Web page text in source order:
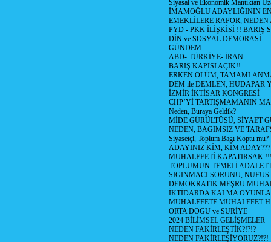
Siyasal ve Ekonomik Mantıktan
İMAMOĞLU ADAYLIĞININ
EMEKLİLERE RAPOR,
PYD - PKK İLİŞKİSİ !! BARIŞ
DİN ve SOSYAL DEMORASİ
GÜNDEM
ABD- TÜRKİYE- İRAN
BARIŞ KAPISI AÇIK!!
ERKEN ÖLÜM,
DEM ile DEMLEN, HÜDAPAR
İZMİR İKTİSAR KONGRESİ
CHP’Yİ TARTIŞMAMANIN
Neden, Buraya Geldik?
MİDE GÜRÜLTÜSÜ, SİYAET
NEDEN, BAGIMSIZ VE
Siyasetçi, Toplum Bagı Koptu mu?
ADAYINIZ KİM, KİM ADAY???
MUHALEFETİ KAPATIRSAK
TOPLUMUN TEMELİ
SIGINMACI SORUNU,
DEMOKRATİK MEŞRU
İKTİDARDA KALMA
MUHALEFETE MUHALEFET
ORTA DOGU ve SURİYE
2024 BİLİMSEL GELİŞMELER
NEDEN FAKİRLEŞTİK?!?!?
NEDEN FAKİRLEŞİYORUZ?!?!